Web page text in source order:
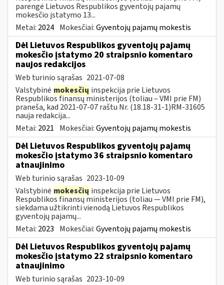
parengė Lietuvos Respublikos gyventojų pajamų
mokesčio įstatymo 13...
Metai: 2024 Mokesčiai:Gyventojų pajamų mokestis
Dėl Lietuvos Respublikos gyventojų pajamų
mokesčio įstatymo 20 straipsnio komentaro
naujos redakcijos
Web turinio sąrašas 2021-07-08
Valstybinė mokesčių inspekcija prie Lietuvos
Respublikos finansų ministerijos (toliau – VMI prie FM)
praneša, kad 2021-07-07 raštu Nr. (18.18-31-1)RM-31605
nauja redakcija...
Metai: 2021 Mokesčiai:Gyventojų pajamų mokestis
Dėl Lietuvos Respublikos gyventojų pajamų
mokesčio įstatymo 36 straipsnio komentaro
atnaujinimo
Web turinio sąrašas 2023-10-09
Valstybinė mokesčių inspekcija prie Lietuvos
Respublikos finansų ministerijos (toliau — VMI prie FM),
siekdama užtikrinti vienodą Lietuvos Respublikos
gyventojų pajamų...
Metai: 2023 Mokesčiai:Gyventojų pajamų mokestis
Dėl Lietuvos Respublikos gyventojų pajamų
mokesčio įstatymo 22 straipsnio komentaro
atnaujinimo
Web turinio sąrašas 2023-10-09